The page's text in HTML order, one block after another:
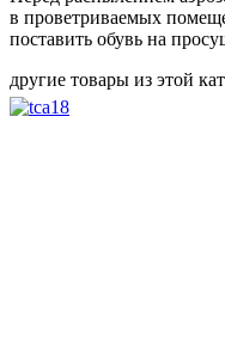
в проветриваемых
поставить обувь на
другие товары из этой